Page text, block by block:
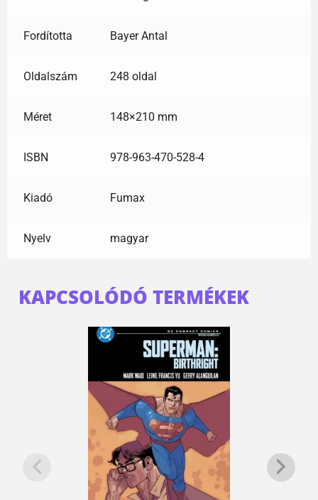
Fordította Bayer Antal
Oldalszám 248 oldal
Méret 148×210 mm
ISBN 978-963-470-528-4
Kiadó Fumax
Nyelv magyar
KAPCSOLÓDÓ TERMÉKEK